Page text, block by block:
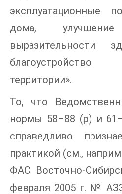
эксплуатационные
дома, улучшение
выразительности
территории».
То, что
нормы 58–88 (р) и
справедливо
практикой (см.,
ФАС Восточно-
февраля 2005 г. №